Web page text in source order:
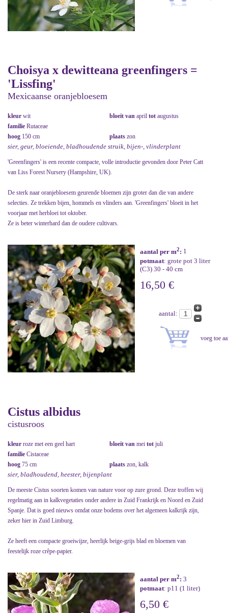
Choisya x dewitteana greenfingers =
'Lissfing'
Mexicaanse oranjebloesem
kleur wit bloeit van april tot augustus
familie Rutaceae
hoog 150 cm plaats zon
sier, geur, bloeiende, bladhoudende struik, bijen-, vlinderplant
'Greenfingers' is een recente compacte, volle introductie gevonden door Peter Catt
van Liss Forest Nursery (Hampshire, UK).
De sterk naar oranjebloesem geurende bloemen zijn groter dan die van andere
selecties. Ze trekken bijen, hommels en vlinders aan. 'Greenfingers' bloeit in het
voorjaar met herbloei tot oktober.
Ze is beter winterhard dan de oudere cultivars.
aantal per m2: 1
potmaat: grote pot 3 liter
(C3) 30 - 40 cm
16,50 €
aantal:
Cistus albidus
cistusroos
kleur roze met een geel hart bloeit van mei tot juli
familie Cistaceae
hoog 75 cm plaats zon, kalk
sier, bladhoudend, heester, bijenplant
De meeste Cistus soorten komen van nature voor op zure grond. Deze troffen wij
regelmatig aan in kalkvegetaties onder andere in Zuid Frankrijk en Noord en Zuid
Spanje. Dat is goed nieuws omdat onze bodems over het algemeen kalkrijk zijn,
zeker hier in Zuid Limburg.
Ze heeft een compacte groeiwijze, heerlijk beige-grijs blad en bloemen van
feestelijk roze crêpe-papier.
aantal per m2: 3
potmaat: p11 (1 liter)
6,50 €